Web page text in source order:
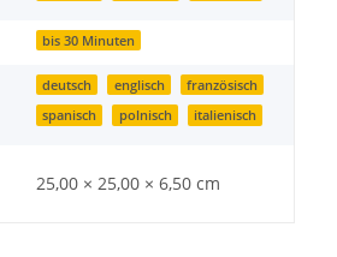
bis 30 Minuten
deutsch englisch
französisch
spanisch
polnisch italienisch
25,00 × 25,00 × 6,50 cm